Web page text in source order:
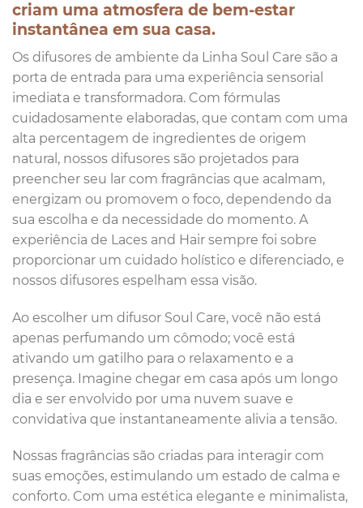
criam uma atmosfera de bem-estar
instantânea em sua casa.
Os difusores de ambiente da Linha Soul Care são a
porta de entrada para uma experiência sensorial
imediata e transformadora. Com fórmulas
cuidadosamente elaboradas, que contam com uma
alta percentagem de ingredientes de origem
natural, nossos difusores são projetados para
preencher seu lar com fragrâncias que acalmam,
energizam ou promovem o foco, dependendo da
sua escolha e da necessidade do momento. A
experiência de Laces and Hair sempre foi sobre
proporcionar um cuidado holístico e diferenciado, e
nossos difusores espelham essa visão.
Ao escolher um difusor Soul Care, você não está
apenas perfumando um cômodo; você está
ativando um gatilho para o relaxamento e a
presença. Imagine chegar em casa após um longo
dia e ser envolvido por uma nuvem suave e
convidativa que instantaneamente alivia a tensão.
Nossas fragrâncias são criadas para interagir com
suas emoções, estimulando um estado de calma e
conforto. Com uma estética elegante e minimalista,